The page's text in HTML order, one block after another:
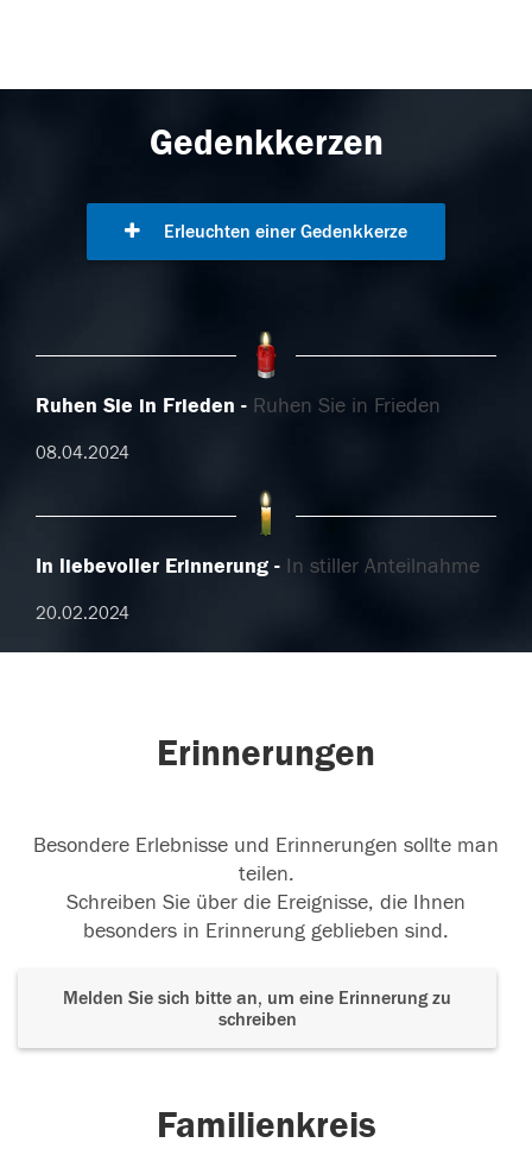
Gedenkkerzen
Erleuchten einer Gedenkkerze
Ruhen Sie in Frieden Ruhen Sie in Frieden
08.04.2024
In liebevoller Erinnerung In stiller Anteilnahme
20.02.2024
Erinnerungen
Besondere Erlebnisse und Erinnerungen sollte man
teilen.
Schreiben Sie über die Ereignisse, die Ihnen
besonders in Erinnerung geblieben sind.
Melden Sie sich bitte an, um eine Erinnerung zu
schreiben
Familienkreis